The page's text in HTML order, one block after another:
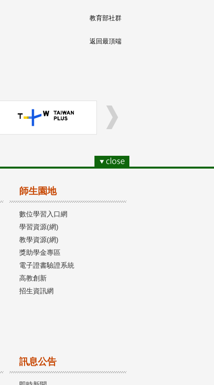
教育部社群
返回最頂端
師生園地
數位學習入口網
學習資源(網)
教學資源(網)
獎助學金專區
電子證書驗證系統
高教創新
招生資訊網
訊息公告